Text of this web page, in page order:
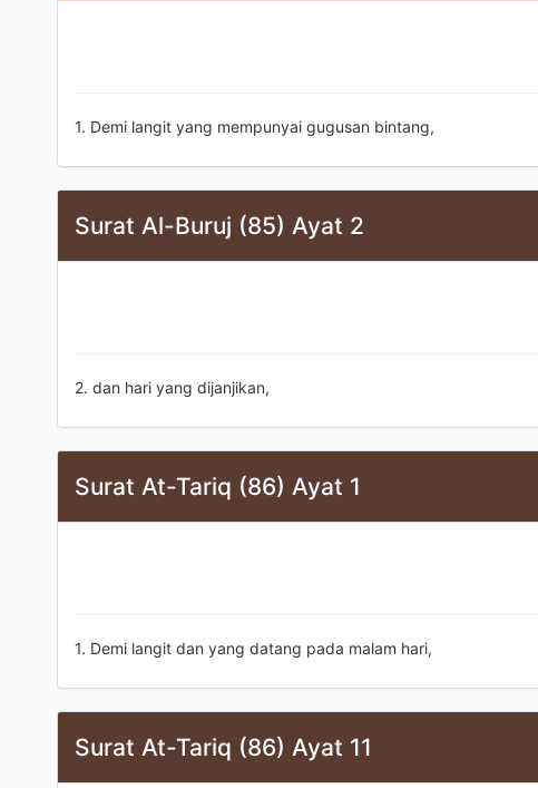
1. Demi langit yang mempunyai gugusan bintang,
Surat Al-Buruj (85) Ayat 2
2. dan hari yang dijanjikan,
Surat At-Tariq (86) Ayat 1
1. Demi langit dan yang datang pada malam hari,
Surat At-Tariq (86) Ayat 11